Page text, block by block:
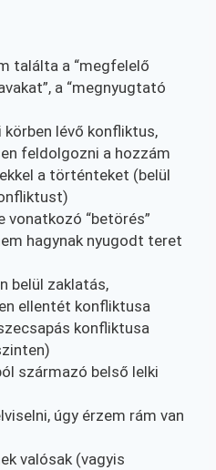
találta a “megfelelő
a “megnyugtató
lévő konfliktus,
feldolgozni a hozzám
a történteket (belül
vonatkozó “betörés”
hagynak nyugodt teret
belül zaklatás,
ellentét konfliktusa
konfliktusa
származó belső lelki
úgy érzem rám van
valósak (vagyis